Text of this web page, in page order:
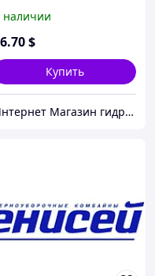
наличии
.70$
Купить
Интернет Магазин гидравлических узлов